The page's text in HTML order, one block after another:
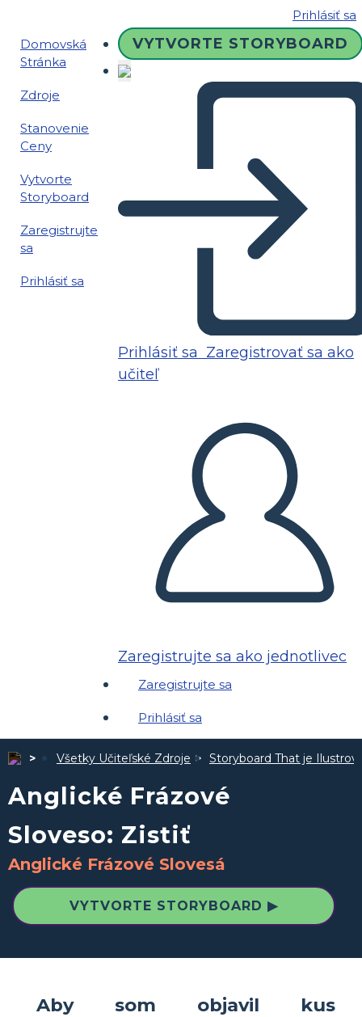
Prihlásiť sa
Domovská
Stránka
Zdroje
Stanovenie
Ceny
Vytvorte
Storyboard
Zaregistrujte
sa
Prihlásiť sa
VYTVORTE STORYBOARD
Prihlásiť sa Zaregistrovať sa ako
učiteľ
Zaregistrujte sa ako jednotlivec
Zaregistrujte sa
Prihlásiť sa
Všetky Učiteľské Zdroje Storyboard That je
Anglické Frázové
Sloveso: Zistiť
Anglické Frázové Slovesá
VYTVORTE STORYBOARD ▶
Aby som objavil kus